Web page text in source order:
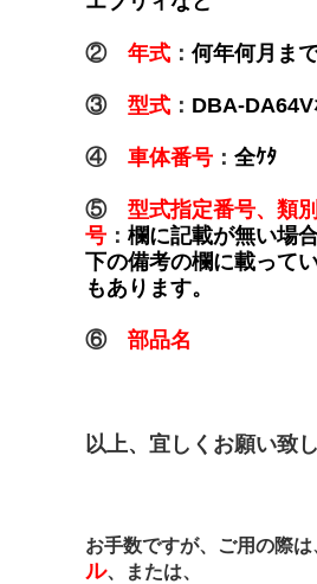
② 年式 ： 何年何月ま
③ 型式 ： DBA-
④ 車体番号 ： 全ｹﾀ
⑤ 型式指定番号、類
号 ： 欄に記載が無い場
下の備考の欄に載って
もあります。
⑥ 部品名
以上、宜しくお願い致し
お手数ですが、ご用の際は
ル、または、